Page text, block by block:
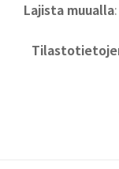
Lajista muualla: